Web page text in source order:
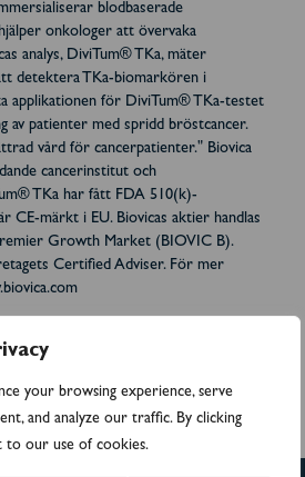
your browsing experience, serve
and analyze our traffic. By clicking
to our use of cookies.
blodbaserade
onkologer att övervaka
analys, DiviTum® TKa, mäter
detektera TKa-biomarkören i
applikationen för DiviTum® TKa-testet
av patienter med spridd bröstcancer.
vård för cancerpatienter." Biovica
cancerinstitut och
TKa har fått FDA 510(k)-
CE-märkt i EU. Biovicas aktier handlas
Growth Market (BIOVIC B).
Certified Adviser. För mer